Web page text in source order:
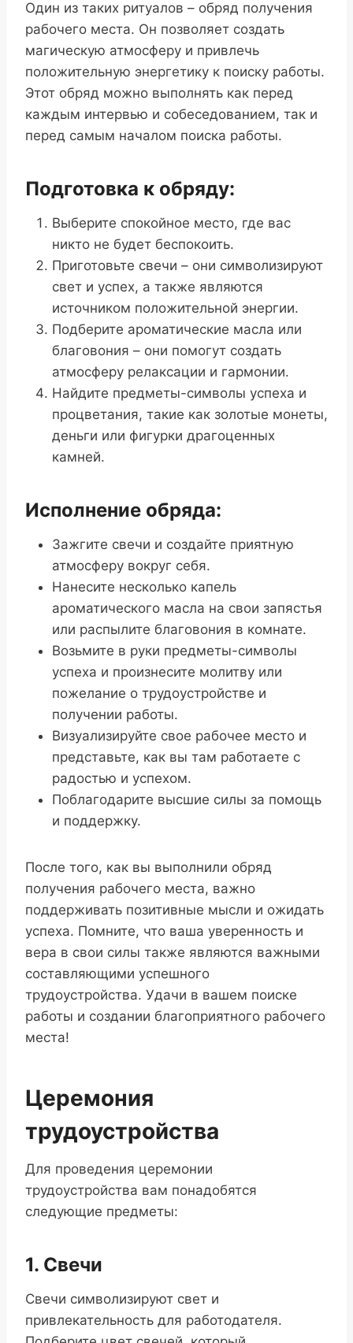
Один из таких ритуалов – обряд получения
рабочего места. Он позволяет создать
магическую атмосферу и привлечь
положительную энергетику к поиску работы.
Этот обряд можно выполнять как перед
каждым интервью и собеседованием, так и
перед самым началом поиска работы.
Подготовка к обряду:
Выберите спокойное место, где вас
никто не будет беспокоить.
Приготовьте свечи – они символизируют
свет и успех, а также являются
источником положительной энергии.
Подберите ароматические масла или
благовония – они помогут создать
атмосферу релаксации и гармонии.
Найдите предметы-символы успеха и
процветания, такие как золотые монеты,
деньги или фигурки драгоценных
камней.
Исполнение обряда:
Зажгите свечи и создайте приятную
атмосферу вокруг себя.
Нанесите несколько капель
ароматического масла на свои запястья
или распылите благовония в комнате.
Возьмите в руки предметы-символы
успеха и произнесите молитву или
пожелание о трудоустройстве и
получении работы.
Визуализируйте свое рабочее место и
представьте, как вы там работаете с
радостью и успехом.
Поблагодарите высшие силы за помощь
и поддержку.
После того, как вы выполнили обряд
получения рабочего места, важно
поддерживать позитивные мысли и ожидать
успеха. Помните, что ваша уверенность и
вера в свои силы также являются важными
составляющими успешного
трудоустройства. Удачи в вашем поиске
работы и создании благоприятного рабочего
места!
Церемония
трудоустройства
Для проведения церемонии
трудоустройства вам понадобятся
следующие предметы:
1. Свечи
Свечи символизируют свет и
привлекательность для работодателя.